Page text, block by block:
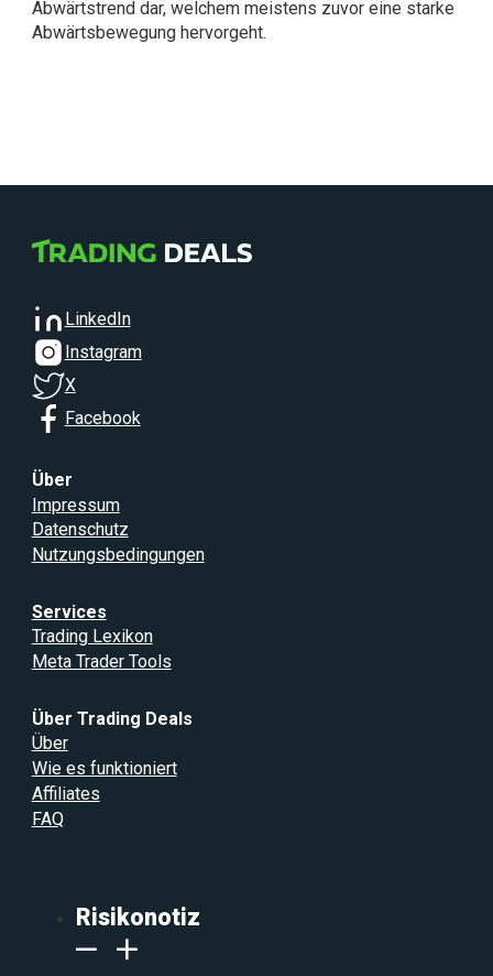
Abwärtstrend dar, welchem meistens zuvor eine starke
Abwärtsbewegung hervorgeht.
LinkedIn
Instagram
X
Facebook
Über
Impressum
Datenschutz
Nutzungsbedingungen
Services
Trading Lexikon
Meta Trader Tools
Über Trading Deals
Über
Wie es funktioniert
Affiliates
FAQ
Risikonotiz